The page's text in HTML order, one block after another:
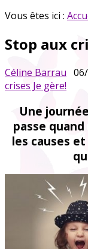
Vous êtes ici :
Stop aux
Céline Barrau
crises Je gère!
Une
passe
les causes